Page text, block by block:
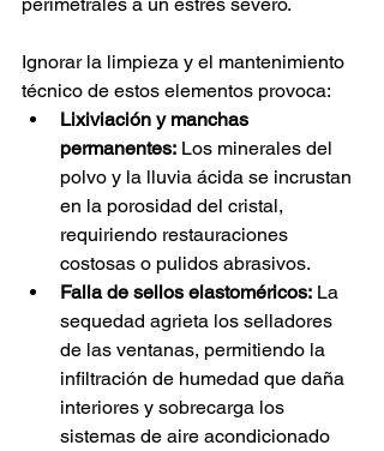
Ignorar la limpieza y el mantenimiento
técnico de estos elementos provoca:
Lixiviación y manchas
permanentes: Los minerales del
polvo y la lluvia ácida se incrustan
en la porosidad del cristal,
requiriendo restauraciones
costosas o pulidos abrasivos.
Falla de sellos elastoméricos: La
sequedad agrieta los selladores
de las ventanas, permitiendo la
infiltración de humedad que daña
interiores y sobrecarga los
sistemas de aire acondicionado